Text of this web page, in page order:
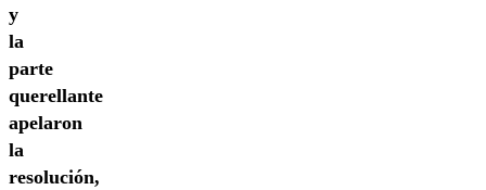
y
la
parte
querellante
apelaron
la
resolución,